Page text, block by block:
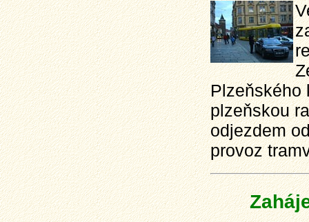
Plzeňského
plzeňskou
odjezdem
provoz